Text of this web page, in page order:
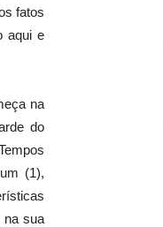
fatos
aqui e
na
do
(1),
na sua